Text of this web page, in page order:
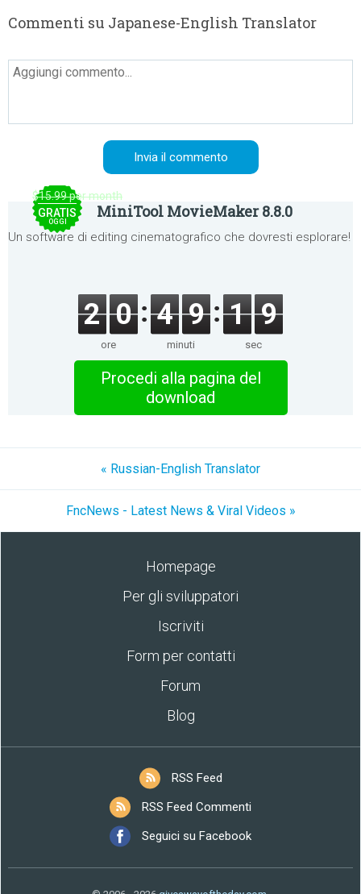
Commenti su Japanese-English Translator
$15.99 per month
GRATIS
OGGI
MiniTool MovieMaker 8.8.0
Un software di editing cinematografico che dovresti esplorare!
2 0
ore
4 9
minuti
1 9
sec
Procedi alla pagina del
download
« Russian-English Translator
FncNews - Latest News & Viral Videos »
Homepage
Per gli sviluppatori
Iscriviti
Form per contatti
Forum
Blog
RSS Feed
RSS Feed Commenti
Seguici su Facebook